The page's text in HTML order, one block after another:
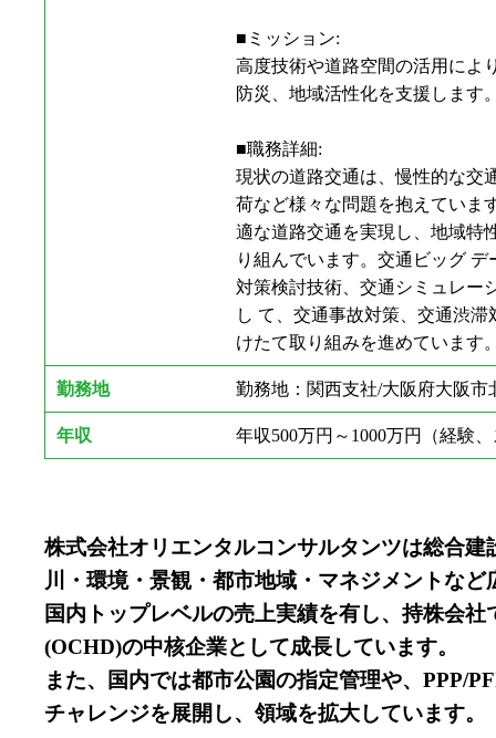
■ミッション:
高度技術や道路空間の活用によ
防災、地域活性化を支援します
■職務詳細:
現状の道路交通は、慢性的な交
荷など様々な問題を抱えていま
適な道路交通を実現し、地域特
り組んでいます。交通ビッグ
対策検討技術、交通シミュレー
し て、交通事故対策、交通渋
けたて取り組みを進めています
勤務地 勤務地：関西支社/大阪府大阪市
年収 年収500万円～1000万円（経験
株式会社オリエンタルコンサルタンツは総合
川・環境・景観・都市地域・マネジメントな
国内トップレベルの売上実績を有し、持株会
(OCHD)の中核企業として成長しています。
また、国内では都市公園の指定管理や、PPP/
チャレンジを展開し、領域を拡大しています。